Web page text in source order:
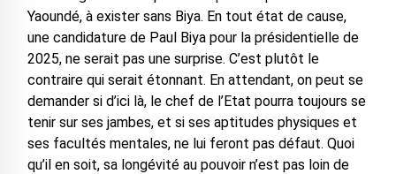
Yaoundé, à exister sans Biya. En tout état de cause,
une candidature de Paul Biya pour la présidentielle de
2025, ne serait pas une surprise. C’est plutôt le
contraire qui serait étonnant. En attendant, on peut se
demander si d’ici là, le chef de l’Etat pourra toujours se
tenir sur ses jambes, et si ses aptitudes physiques et
ses facultés mentales, ne lui feront pas défaut. Quoi
qu’il en soit, sa longévité au pouvoir n’est pas loin de